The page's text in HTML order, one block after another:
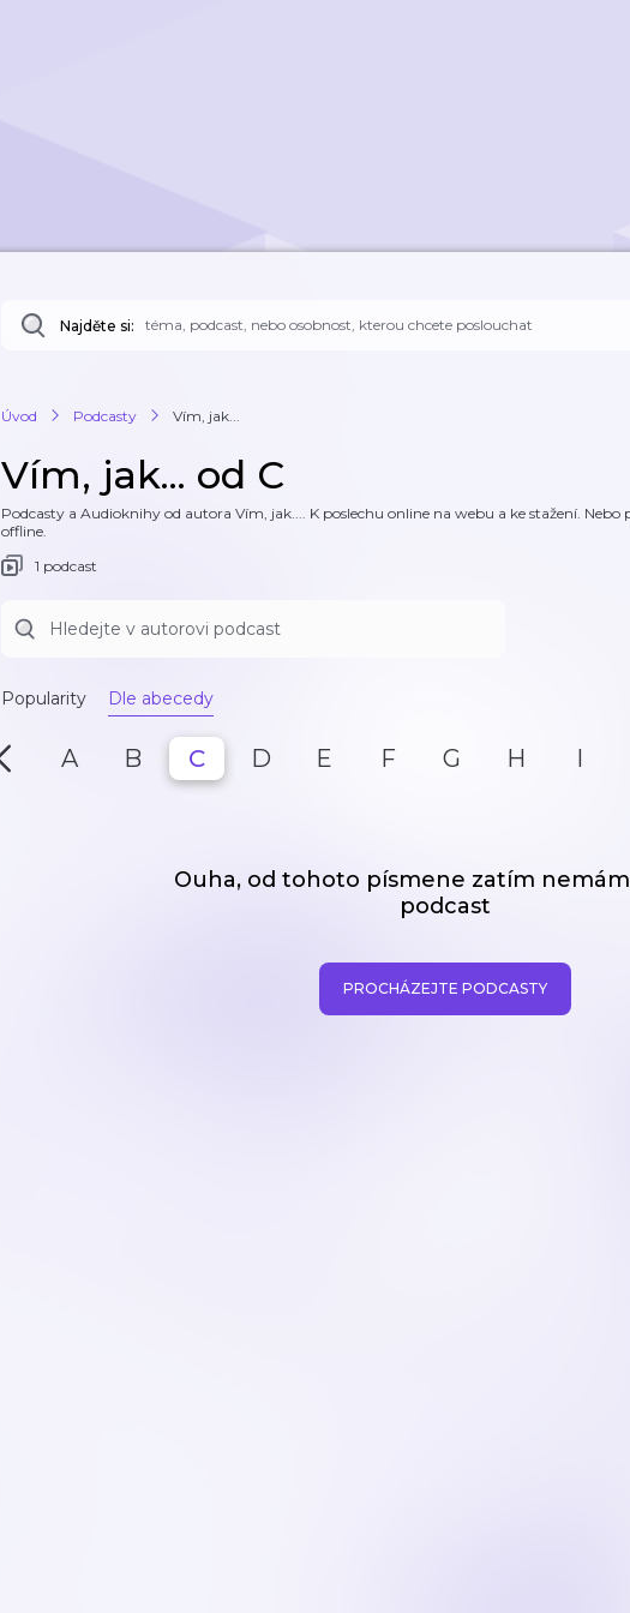
Najděte si:
Úvod Podcasty Vím, jak...
Vím, jak... od C
Podcasty a Audioknihy od autora Vím, jak.... K poslechu online na webu a ke stažení. Nebo
offline.
1 podcast
Popularity Dle abecedy
A B C D E F G H I
Ouha, od tohoto písmene zatím
podcast
PROCHÁZEJTE PODCASTY